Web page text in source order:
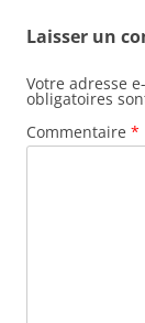
Laisser un
Votre adresse
obligatoires
Commentaire *